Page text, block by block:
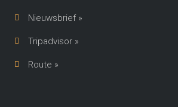
Nieuwsbrief »
Tripadvisor »
Route »